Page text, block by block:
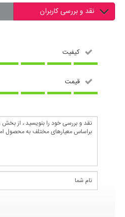
نقد و بررسی کاربران
کیفیت
قیمت